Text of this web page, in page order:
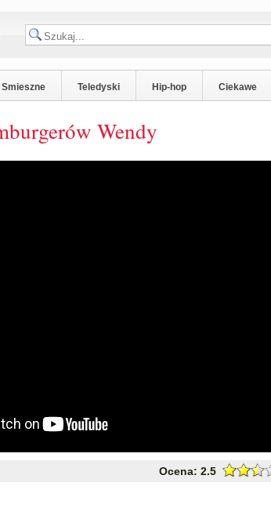
Smieszne Teledyski Hip-hop Ciekawe
Wendy
Ocena: 2.5